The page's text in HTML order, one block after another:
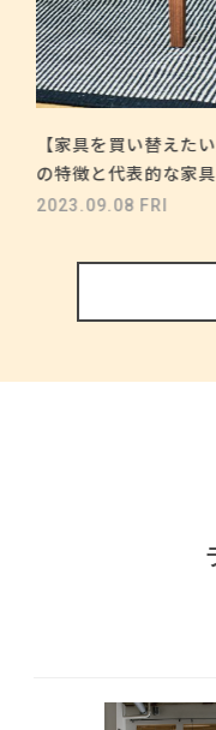
【家具を買い替えた
の特徴と代表的な家
2023.09.08 FRI